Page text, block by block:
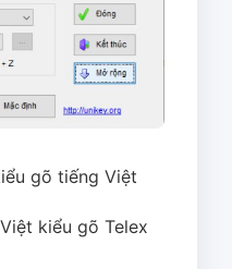
gõ tiếng Việt
kiểu gõ Telex